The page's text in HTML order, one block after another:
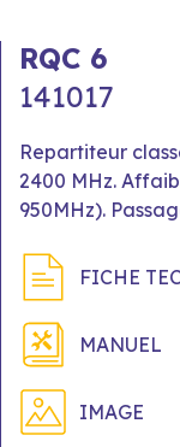
RQC 6
141017
Repartiteur
2400 MHz.
950MHz).
FICHE
MANUEL
IMAGE